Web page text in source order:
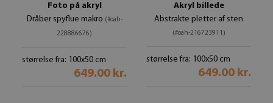
Foto på akryl
Dråber spyflue makro (#oah-
228886676)
størrelse fra: 100x50 cm
649.00 kr.
Akryl billede
Abstrakte pletter af sten
(#oah-216723911)
størrelse fra: 100x50 cm
649.00 kr.